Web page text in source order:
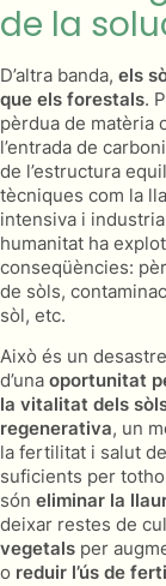
de la
D’altra banda, els
que els forestals.
pèrdua de matèria
l’entrada de
de l’estructura
tècniques com la
intensiva i
humanitat ha
conseqüències:
de sòls,
sòl, etc.
Això és un
d’una oportunitat
la vitalitat dels
regenerativa, un
la fertilitat i salut
suficients per
són eliminar la
deixar restes de
vegetals per
o reduir l’ús de